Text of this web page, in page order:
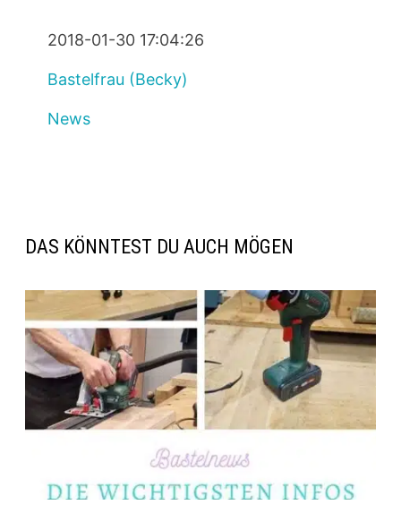
2018-01-30 17:04:26
Bastelfrau (Becky)
News
DAS KÖNNTEST DU AUCH MÖGEN